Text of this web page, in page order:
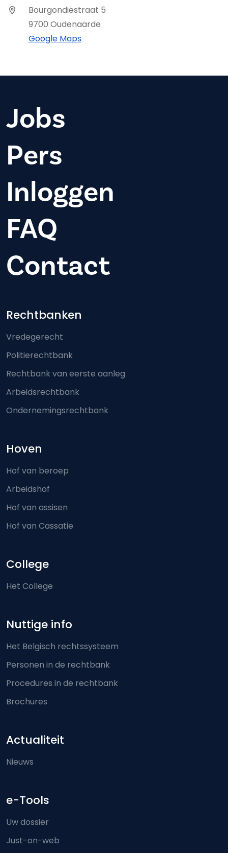
Bourgondiëstraat 5
9700 Oudenaarde
Google Maps
Jobs
Pers
Inloggen
FAQ
Contact
Footer-menu
Rechtbanken
Vredegerecht
Politierechtbank
Rechtbank van eerste aanleg
Arbeidsrechtbank
Ondernemingsrechtbank
Hoven
Hof van beroep
Arbeidshof
Hof van assisen
Hof van Cassatie
College
Het College
Nuttige info
Het Belgisch rechtssysteem
Personen in de rechtbank
Procedures in de rechtbank
Brochures
Actualiteit
Nieuws
e-Tools
Uw dossier
Just-on-web